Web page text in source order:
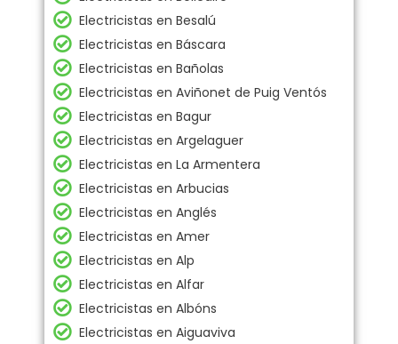
Electricistas en Besalú
Electricistas en Báscara
Electricistas en Bañolas
Electricistas en Aviñonet de Puig Ventós
Electricistas en Bagur
Electricistas en Argelaguer
Electricistas en La Armentera
Electricistas en Arbucias
Electricistas en Anglés
Electricistas en Amer
Electricistas en Alp
Electricistas en Alfar
Electricistas en Albóns
Electricistas en Aiguaviva